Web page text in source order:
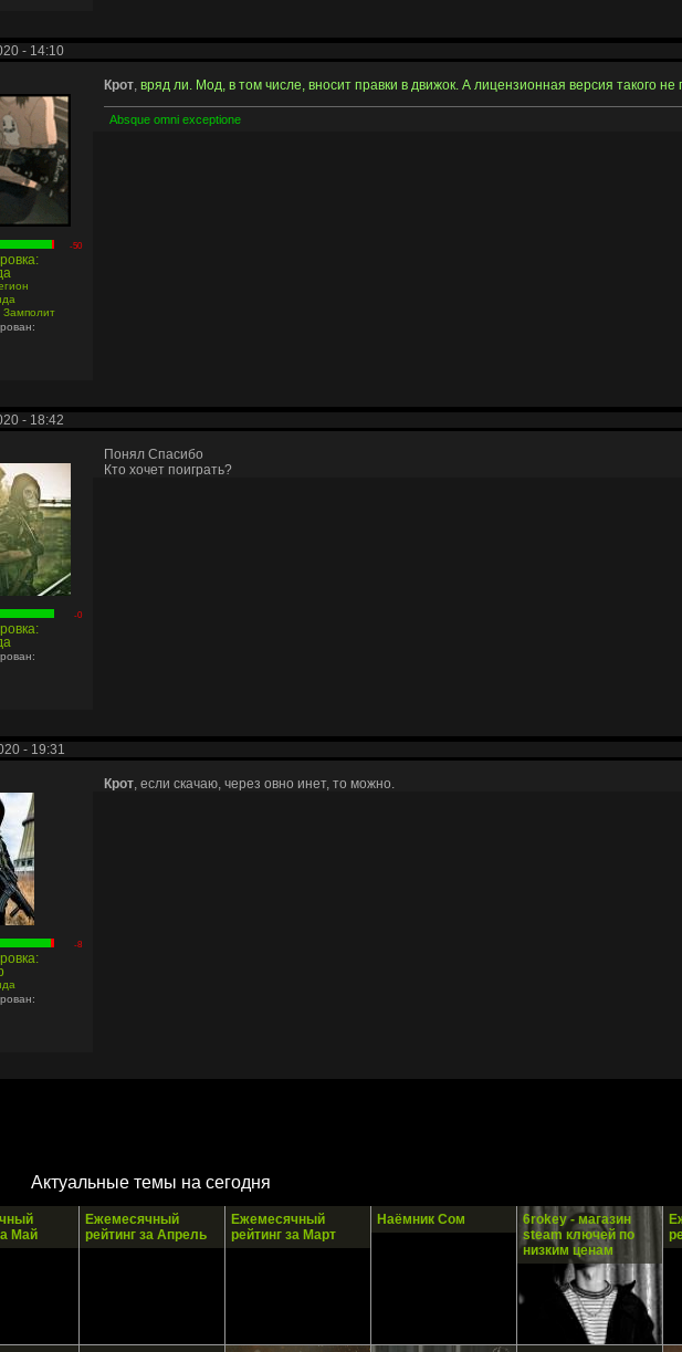
- 14:10
-50
Замполит
Крот вряд ли. Мод, в том числе, вносит правки в движок. А лицензионная версия такого не
Absque omni exceptione
- 18:42
-0
Понял Спасибо
Кто хочет поиграть?
- 19:31
-8
Крот , если скачаю, через овно инет, то можно.
Актуальные темы на сегодня
Май
Ежемесячный
рейтинг за Апрель
Ежемесячный
рейтинг за Март
Наёмник Сом
6rokey - магазин
steam ключей по
низким ценам